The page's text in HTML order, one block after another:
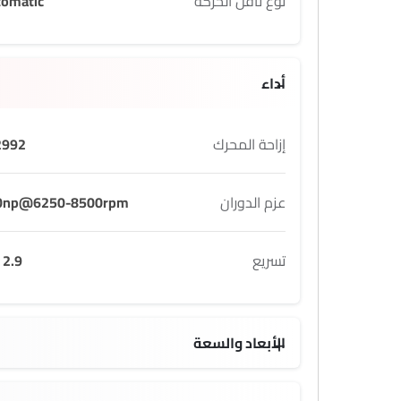
أداء
إزاحة المحرك cc
عزم الدوران 8500rpm
تسريع 2.9 Sec
الأبعاد والسعة